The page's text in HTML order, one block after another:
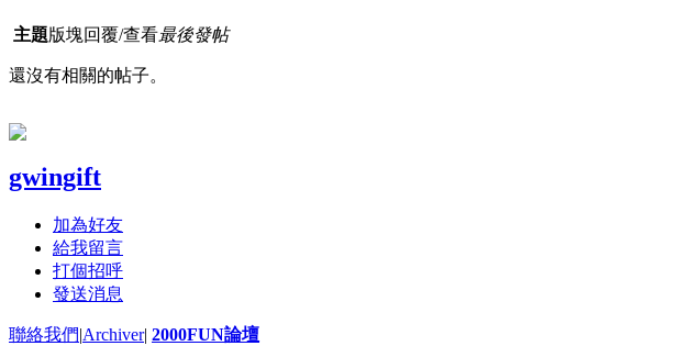
主題版塊回覆/查看最後發帖
還沒有相關的帖子。
gwingift
加為好友
給我留言
打個招呼
發送消息
聯絡我們|Archiver| 2000FUN論壇